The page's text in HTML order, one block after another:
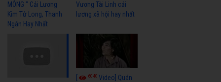
MÔNG " Cải Lương
Kim Tử Long, Thanh
Ngân Hay Nhất
Vương Tài Linh cải
lương xã hội hay nhất
6040Video] Quán